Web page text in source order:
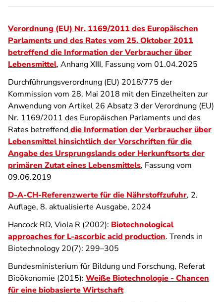
Verordnung (EU) Nr. 1169/2011 des Europäischen
Parlaments und des Rates vom 25. Oktober 2011
betreffend die Information der Verbraucher über
Lebensmittel, Anhang XIII, Fassung vom 01.04.2025
Durchführungsverordnung (EU) 2018/775 der
Kommission vom 28. Mai 2018 mit den Einzelheiten zur
Anwendung von Artikel 26 Absatz 3 der Verordnung (EU)
Nr. 1169/2011 des Europäischen Parlaments und des
Rates betreffenddie Information der Verbraucher über
Lebensmittel hinsichtlich der Vorschriften für die
Angabe des Ursprungslands oder Herkunftsorts der
primären Zutat eines Lebensmittels, Fassung vom
09.06.2019
D-A-CH-Referenzwerte für die Nährstoffzufuhr, 2.
Auflage, 8. aktualisierte Ausgabe, 2024
Hancock RD, Viola R (2002): Biotechnological
approaches for L-ascorbic acid production. Trends in
Biotechnology 20(7): 299–305
Bundesministerium für Bildung und Forschung, Referat
Bioökonomie (2015): Weiße Biotechnologie - Chancen
für eine biobasierte Wirtschaft